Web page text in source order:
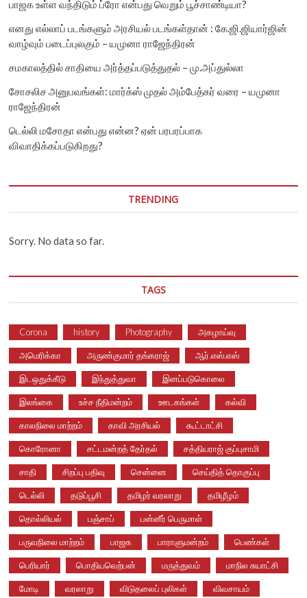
பாஜக உள்ள வந்திடும் ப்ரோ என்பது வெறும் பூச்சாண்டியா?
எனது எல்லாப் படங்களும் அரசியல் படங்கள்தான் : கே.ஜி.ஜியார்ஜின்
வாழ்வும் படைப்புலகும் – யமுனா ராஜேந்திரன்
சமகாலத்தில் சாதியை அர்த்தப்படுத்துதல் – மு.அப்துல்லா
சோசலிச அனுபவங்கள்: மார்க்ஸ் முதல் அம்பேத்கர் வரை – யமுனா
ராஜேந்திரன்
டெல்லி மசோதா என்பது என்ன? ஏன் பரபரப்பாக
விவாதிக்கப்படுகிறது?
TRENDING
Sorry. No data so far.
TAGS
Corona history Photography அகழாய்வு
அமெரிக்கா அருண்குமார் தங்கராஜ் ஆர்.எஸ்.எஸ்
இடஒதுக்கீடு இந்துத்துவா இனப்படுகொலை
இலங்கை உச்ச நீதிமன்றம் ஊடகங்கள் கல்வி
காலநிலை மாற்றம் காவி அரசியல் கூட்டாட்சி
கொரோனா சட்டமன்றத் தேர்தல் சத்தியராஜ் குப்புசாமி
சாதி சிறப்பு பதிவு சென்னை செய்தித் தொகுப்பு
டெல்லி தடுப்பூசி தமிழர் வரலாறு தமிழீழம்
தொல்லியல் பஞ்சாப் பன்னீர் பெருமாள்
பருவநிலை மாற்றம் பாஜக பாராளுமன்றம் பெண்கள்
பெரியார் பொதியவெற்பன் மருத்துவம் மாநில சுயாட்சி
மோடி வரலாறு விடுதலைப் புலிகள் விவசாயம்